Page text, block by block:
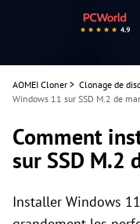
AOMEI Cloner > Clonage de
Windows 11 sur SSD M.2 de
Comment
sur SSD M.2
Installer Windows